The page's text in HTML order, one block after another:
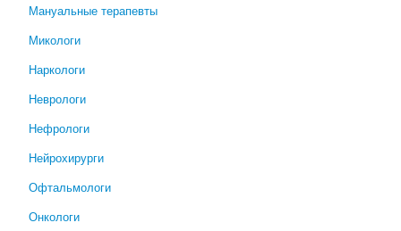
Мануальные терапевты
Микологи
Наркологи
Неврологи
Нефрологи
Нейрохирурги
Офтальмологи
Онкологи